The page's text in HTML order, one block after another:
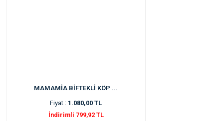
MAMAMİA BİFTEKLİ KÖP ...
Fiyat : 1.080,00 TL
İndirimli 799,92 TL